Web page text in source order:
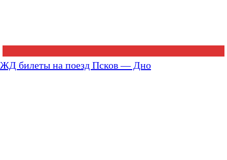
ЖД билеты на поезд Псков — Дно